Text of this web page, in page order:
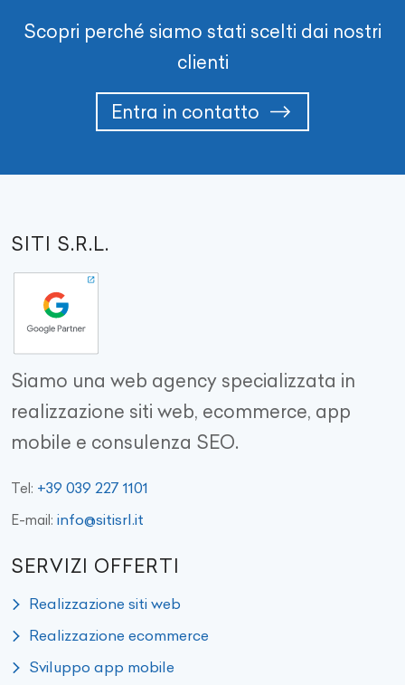
Scopri perché siamo stati scelti dai nostri
clienti
Entra in contatto
SITI S.R.L.
Siamo una web agency specializzata in
realizzazione siti web, ecommerce, app
mobile e consulenza SEO.
Tel: +39 039 227 1101
E-mail: info@sitisrl.it
SERVIZI OFFERTI
Realizzazione siti web
Realizzazione ecommerce
Sviluppo app mobile